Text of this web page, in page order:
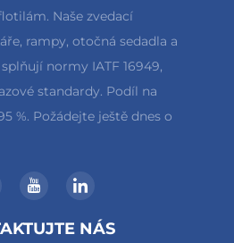
Naše zvedací
rampy, otočná sedadla a
normy IATF 16949,
standardy. Podíl na
%. Požádejte ještě dnes o
NÁS